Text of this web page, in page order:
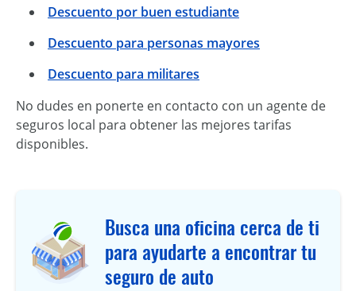
Descuento por buen estudiante
Descuento para personas mayores
Descuento para militares
No dudes en ponerte en contacto con un agente de
seguros local para obtener las mejores tarifas
disponibles.
Busca una oficina cerca de ti
para ayudarte a encontrar tu
seguro de auto